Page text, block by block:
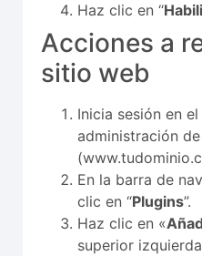
Haz clic en “
Acciones a
sitio web
Inicia sesión en
administración
(
En la barra de
clic en “Plugins”.
Haz clic en «
superior